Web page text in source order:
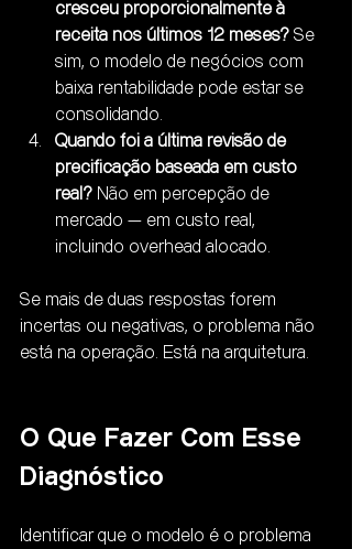
cresceu proporcionalmente à
receita nos últimos 12 meses? Se
sim, o modelo de negócios com
baixa rentabilidade pode estar se
consolidando.
Quando foi a última revisão de
precificação baseada em custo
real? Não em percepção de
mercado — em custo real,
incluindo overhead alocado.
Se mais de duas respostas forem
incertas ou negativas, o problema não
está na operação. Está na arquitetura.
O Que Fazer Com Esse
Diagnóstico
Identificar que o modelo é o problema